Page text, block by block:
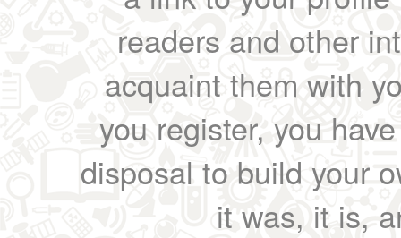
readers and other
acquaint them with
you register, you
disposal to build your
it was, it is,